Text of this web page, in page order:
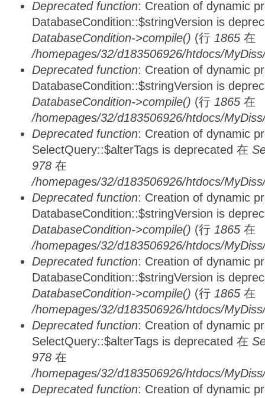
Deprecated function: Creation of dynamic
DatabaseCondition::$stringVersion is
DatabaseCondition->compile() (行 1865 在
/homepages/32/d183506926/htdocs/
Deprecated function: Creation of dynamic
DatabaseCondition::$stringVersion is
DatabaseCondition->compile() (行 1865 在
/homepages/32/d183506926/htdocs/
Deprecated function: Creation of dynamic
SelectQuery::$alterTags is deprecated 在
978 在
/homepages/32/d183506926/htdocs/
Deprecated function: Creation of dynamic
DatabaseCondition::$stringVersion is
DatabaseCondition->compile() (行 1865 在
/homepages/32/d183506926/htdocs/
Deprecated function: Creation of dynamic
DatabaseCondition::$stringVersion is
DatabaseCondition->compile() (行 1865 在
/homepages/32/d183506926/htdocs/
Deprecated function: Creation of dynamic
SelectQuery::$alterTags is deprecated 在
978 在
/homepages/32/d183506926/htdocs/
Deprecated function: Creation of dynamic